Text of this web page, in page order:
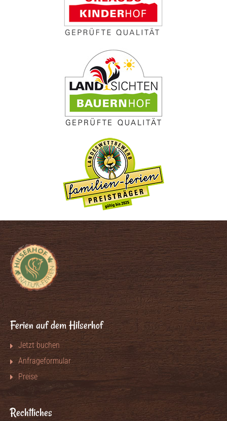
Ferien auf dem Hilserhof
Jetzt buchen
Anfrageformular
Preise
Rechtliches